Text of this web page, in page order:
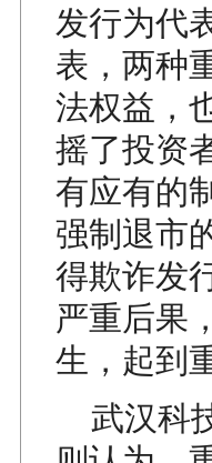
发行为代
表，两种
法权益，
摇了投资
有应有的
强制退市
得欺诈发
严重后果
生，起到
武汉科